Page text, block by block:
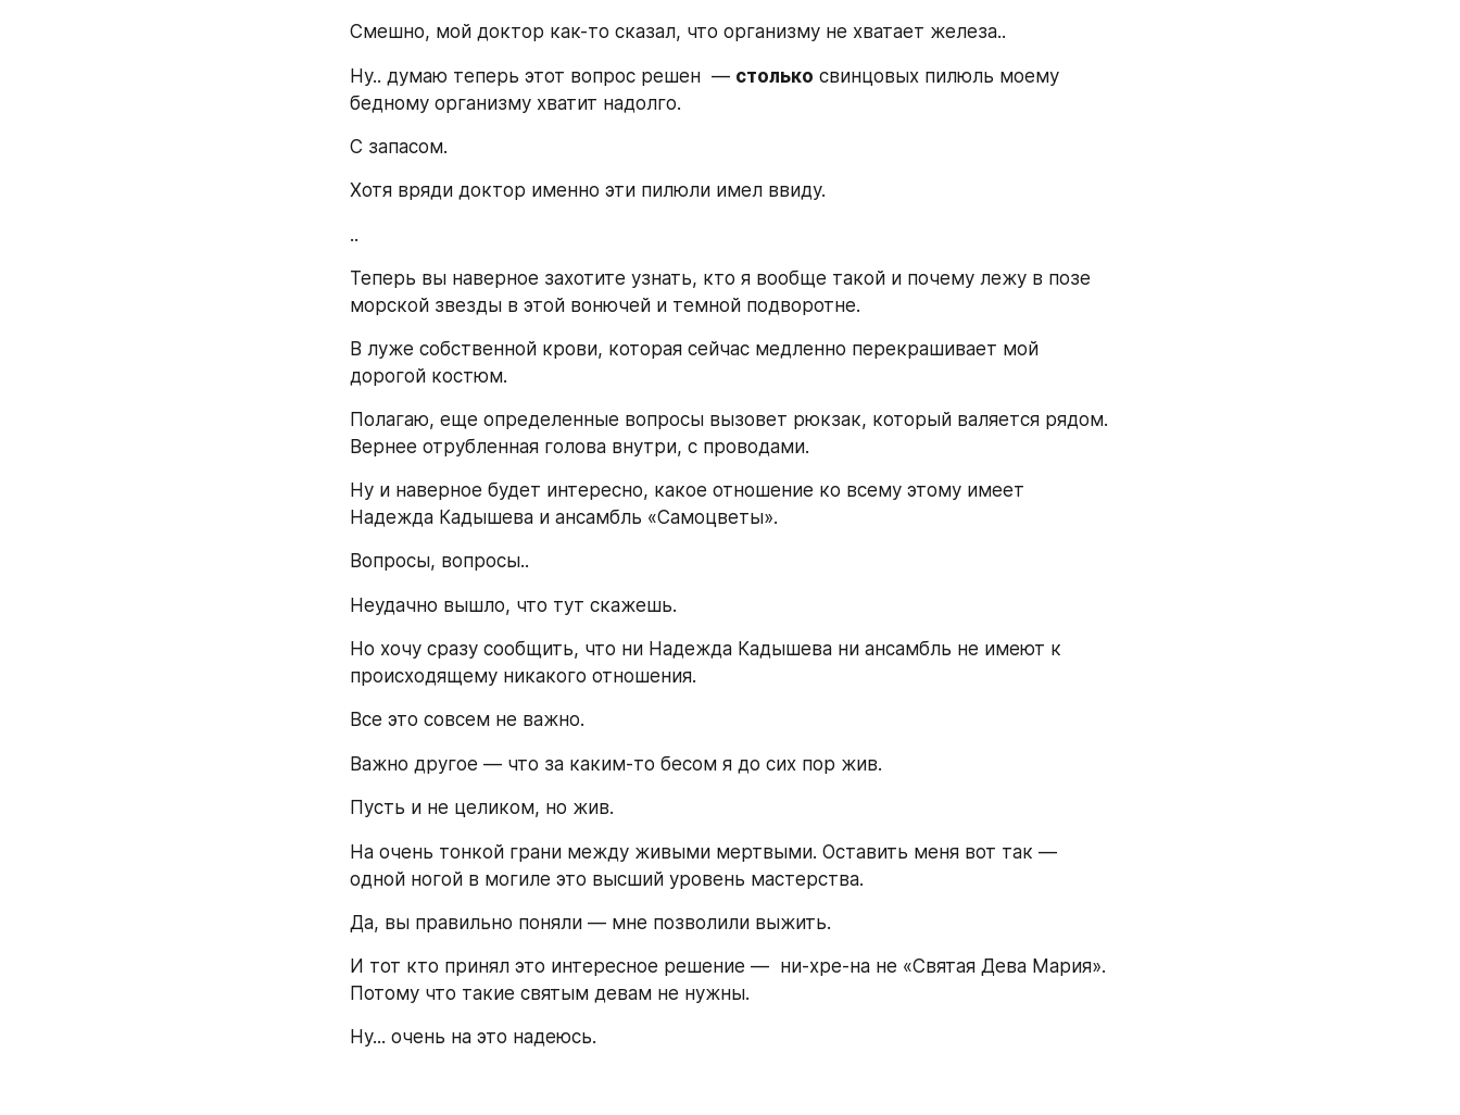
Смешно, мой доктор как-то сказал, что организму не хватает железа..
Ну.. думаю теперь этот вопрос решен  — столько свинцовых пилюль моему
бедному организму хватит надолго.
С запасом.
Хотя вряди доктор именно эти пилюли имел ввиду.
..
Теперь вы наверное захотите узнать, кто я вообще такой и почему лежу в позе
морской звезды в этой вонючей и темной подворотне.
В луже собственной крови, которая сейчас медленно перекрашивает мой
дорогой костюм.
Полагаю, еще определенные вопросы вызовет рюкзак, который валяется рядом.
Вернее отрубленная голова внутри, с проводами.
Ну и наверное будет интересно, какое отношение ко всему этому имеет
Надежда Кадышева и ансамбль «Самоцветы».
Вопросы, вопросы..
Неудачно вышло, что тут скажешь.
Но хочу сразу сообщить, что ни Надежда Кадышева ни ансамбль не имеют к
происходящему никакого отношения.
Все это совсем не важно.
Важно другое — что за каким-то бесом я до сих пор жив.
Пусть и не целиком, но жив.
На очень тонкой грани между живыми мертвыми. Оставить меня вот так —
одной ногой в могиле это высший уровень мастерства.
Да, вы правильно поняли — мне позволили выжить.
И тот кто принял это интересное решение —  ни-хре-на не «Святая Дева Мария».
Потому что такие святым девам не нужны.
Ну... очень на это надеюсь.